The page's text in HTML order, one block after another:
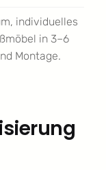
individuelles
in 3–6
Montage.